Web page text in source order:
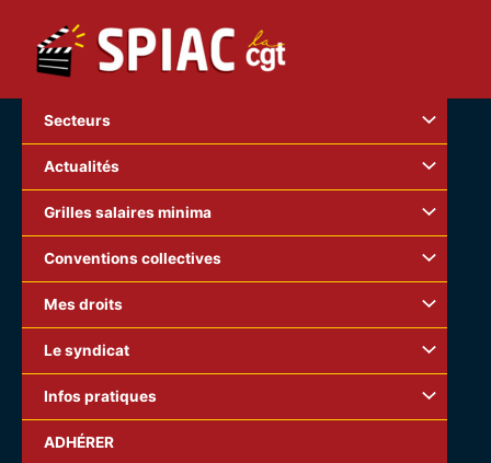
contenu
Secteurs
Actualités
Grilles salaires minima
Conventions collectives
Mes droits
Le syndicat
Infos pratiques
ADHÉRER
production audiovisuelle.